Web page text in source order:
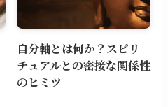
自分軸とは何か？スピリ
チュアルとの密接な関係性
のヒミツ